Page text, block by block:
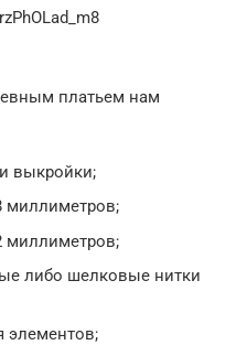
платьем нам
выкройки;
миллиметров;
миллиметров;
либо шелковые нитки
элементов;